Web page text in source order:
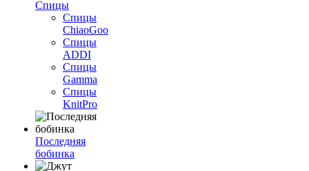
Спицы
Спицы
ChiaoGoo
Спицы
ADDI
Спицы
Gamma
Спицы
KnitPro
Последняя
бобинка